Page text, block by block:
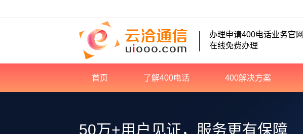
办理申请400电话业务官网
在线免费办理
首页 了解400电话 400解决方案
50万+用户见证，服务更有保障